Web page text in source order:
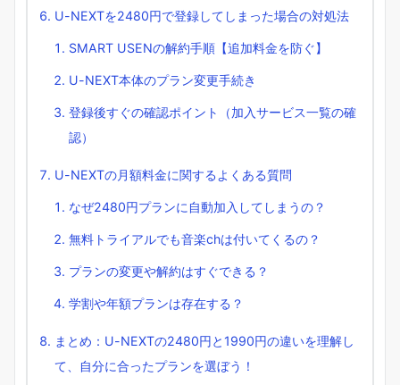
U-NEXTを2480円で登録してしまった場合の対処法
SMART USENの解約手順【追加料金を防ぐ】
U-NEXT本体のプラン変更手続き
登録後すぐの確認ポイント（加入サービス一覧の確
認）
U-NEXTの月額料金に関するよくある質問
なぜ2480円プランに自動加入してしまうの？
無料トライアルでも音楽chは付いてくるの？
プランの変更や解約はすぐできる？
学割や年額プランは存在する？
まとめ：U-NEXTの2480円と1990円の違いを理解し
て、自分に合ったプランを選ぼう！